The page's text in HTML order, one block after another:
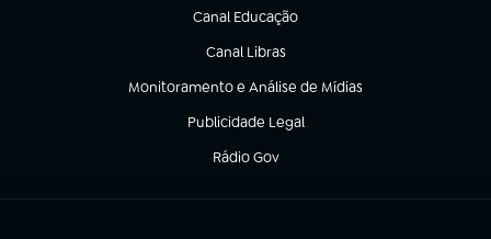
Canal Educação
(abre em nova aba)
Canal Libras
(abre em nova aba)
Monitoramento e Análise de Mídias
(abre em nova aba)
Publicidade Legal
(abre em nova aba)
Rádio Gov
(abre em nova aba)